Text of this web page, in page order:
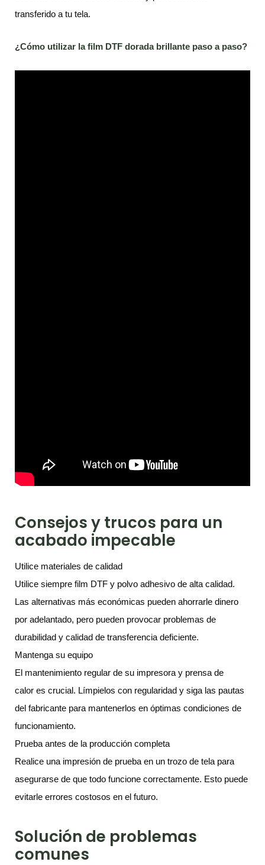
transferido a tu tela.
¿Cómo utilizar lafilm DTF dorada brillante paso a paso?
Consejos y trucos para un
acabado impecable
Utilice materiales de calidad
Utilice siempre film DTF y polvo adhesivo de alta calidad.
Las alternativas más económicas pueden ahorrarle dinero
por adelantado, pero pueden provocar problemas de
durabilidad y calidad de transferencia deficiente.
Mantenga su equipo
El mantenimiento regular de su impresora y prensa de
calor es crucial. Límpielos con regularidad y siga las pautas
del fabricante para mantenerlos en óptimas condiciones de
funcionamiento.
Prueba antes de la producción completa
Realice una impresión de prueba en un trozo de tela para
asegurarse de que todo funcione correctamente. Esto puede
evitarle errores costosos en el futuro.
Solución de problemas
comunes